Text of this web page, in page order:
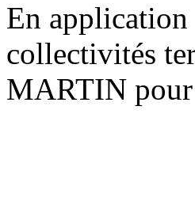
En application
collectivités
MARTIN pour